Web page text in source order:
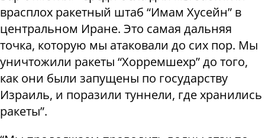
врасплох ракетный штаб “Имам Хусейн” в
центральном Иране. Это самая дальняя
точка, которую мы атаковали до сих пор. Мы
уничтожили ракеты “Хорремшехр” до того,
как они были запущены по государству
Израиль, и поразили туннели, где хранились
ракеты”.